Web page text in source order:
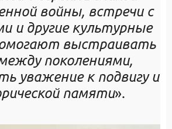
войны, встречи с
и другие культурные
выстраивать
поколениями,
уважение к подвигу и
памяти».